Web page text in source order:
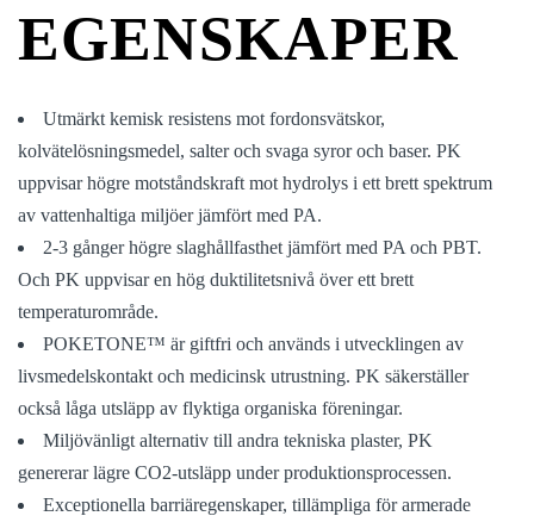
EGENSKAPER
Utmärkt kemisk resistens mot fordonsvätskor,
kolvätelösningsmedel, salter och svaga syror och baser. PK
uppvisar högre motståndskraft mot hydrolys i ett brett spektrum
av vattenhaltiga miljöer jämfört med PA.
2-3 gånger högre slaghållfasthet jämfört med PA och PBT.
Och PK uppvisar en hög duktilitetsnivå över ett brett
temperaturområde.
POKETONE™ är giftfri och används i utvecklingen av
livsmedelskontakt och medicinsk utrustning. PK säkerställer
också låga utsläpp av flyktiga organiska föreningar.
Miljövänligt alternativ till andra tekniska plaster, PK
genererar lägre CO2-utsläpp under produktionsprocessen.
Exceptionella barriäregenskaper, tillämpliga för armerade